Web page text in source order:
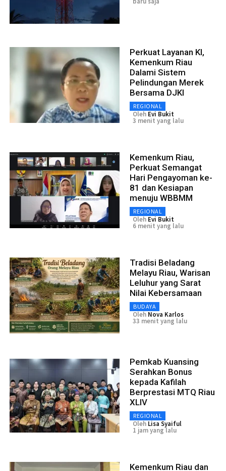
Perkuat Layanan KI,
Kemenkum Riau
Dalami Sistem
Pelindungan Merek
Bersama DJKI
REGIONAL
Oleh Evi Bukit
3 menit yang lalu
Kemenkum Riau,
Perkuat Semangat
Hari Pengayoman ke-
81 dan Kesiapan
menuju WBBMM
REGIONAL
Oleh Evi Bukit
6 menit yang lalu
Tradisi Beladang
Melayu Riau, Warisan
Leluhur yang Sarat
Nilai Kebersamaan
BUDAYA
Oleh Nova Karlos
33 menit yang lalu
Pemkab Kuansing
Serahkan Bonus
kepada Kafilah
Berprestasi MTQ Riau
XLIV
REGIONAL
Oleh Lisa Syaiful
1 jam yang lalu
Kemenkum Riau dan